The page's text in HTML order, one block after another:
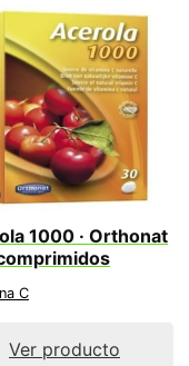
1000 · Orthonat
C
Ver producto